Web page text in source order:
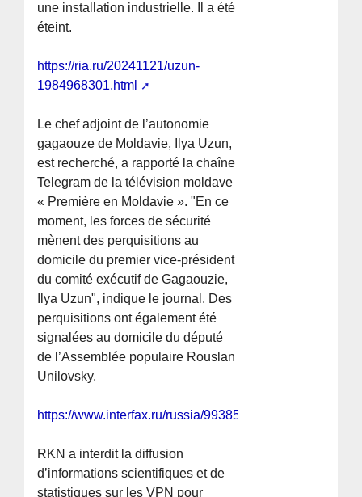
une installation industrielle. Il a été
éteint.
https://ria.ru/20241121/uzun-
1984968301.html
Le chef adjoint de l’autonomie
gagaouze de Moldavie, Ilya Uzun,
est recherché, a rapporté la chaîne
Telegram de la télévision moldave
« Première en Moldavie ». "En ce
moment, les forces de sécurité
mènent des perquisitions au
domicile du premier vice-président
du comité exécutif de Gagaouzie,
Ilya Uzun", indique le journal. Des
perquisitions ont également été
signalées au domicile du député
de l’Assemblée populaire Rouslan
Unilovsky.
https://www.interfax.ru/russia/993855
RKN a interdit la diffusion
d’informations scientifiques et de
statistiques sur les VPN pour